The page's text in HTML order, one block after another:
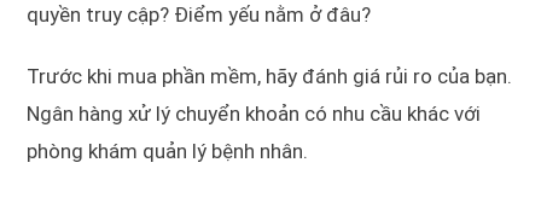
quyền truy cập? Điểm yếu nằm ở đâu?
Trước khi mua phần mềm, hãy đánh giá rủi ro của bạn.
Ngân hàng xử lý chuyển khoản có nhu cầu khác với
phòng khám quản lý bệnh nhân.